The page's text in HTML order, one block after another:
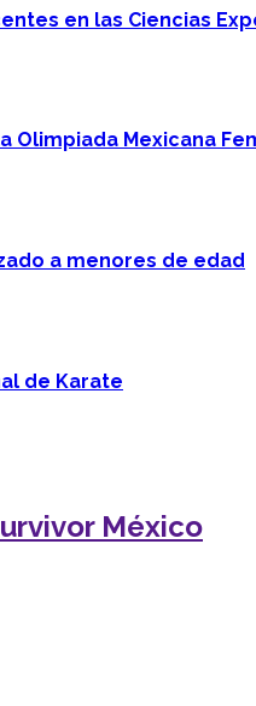
en las Ciencias
Olimpiada Mexicana
a menores de edad
de Karate
México